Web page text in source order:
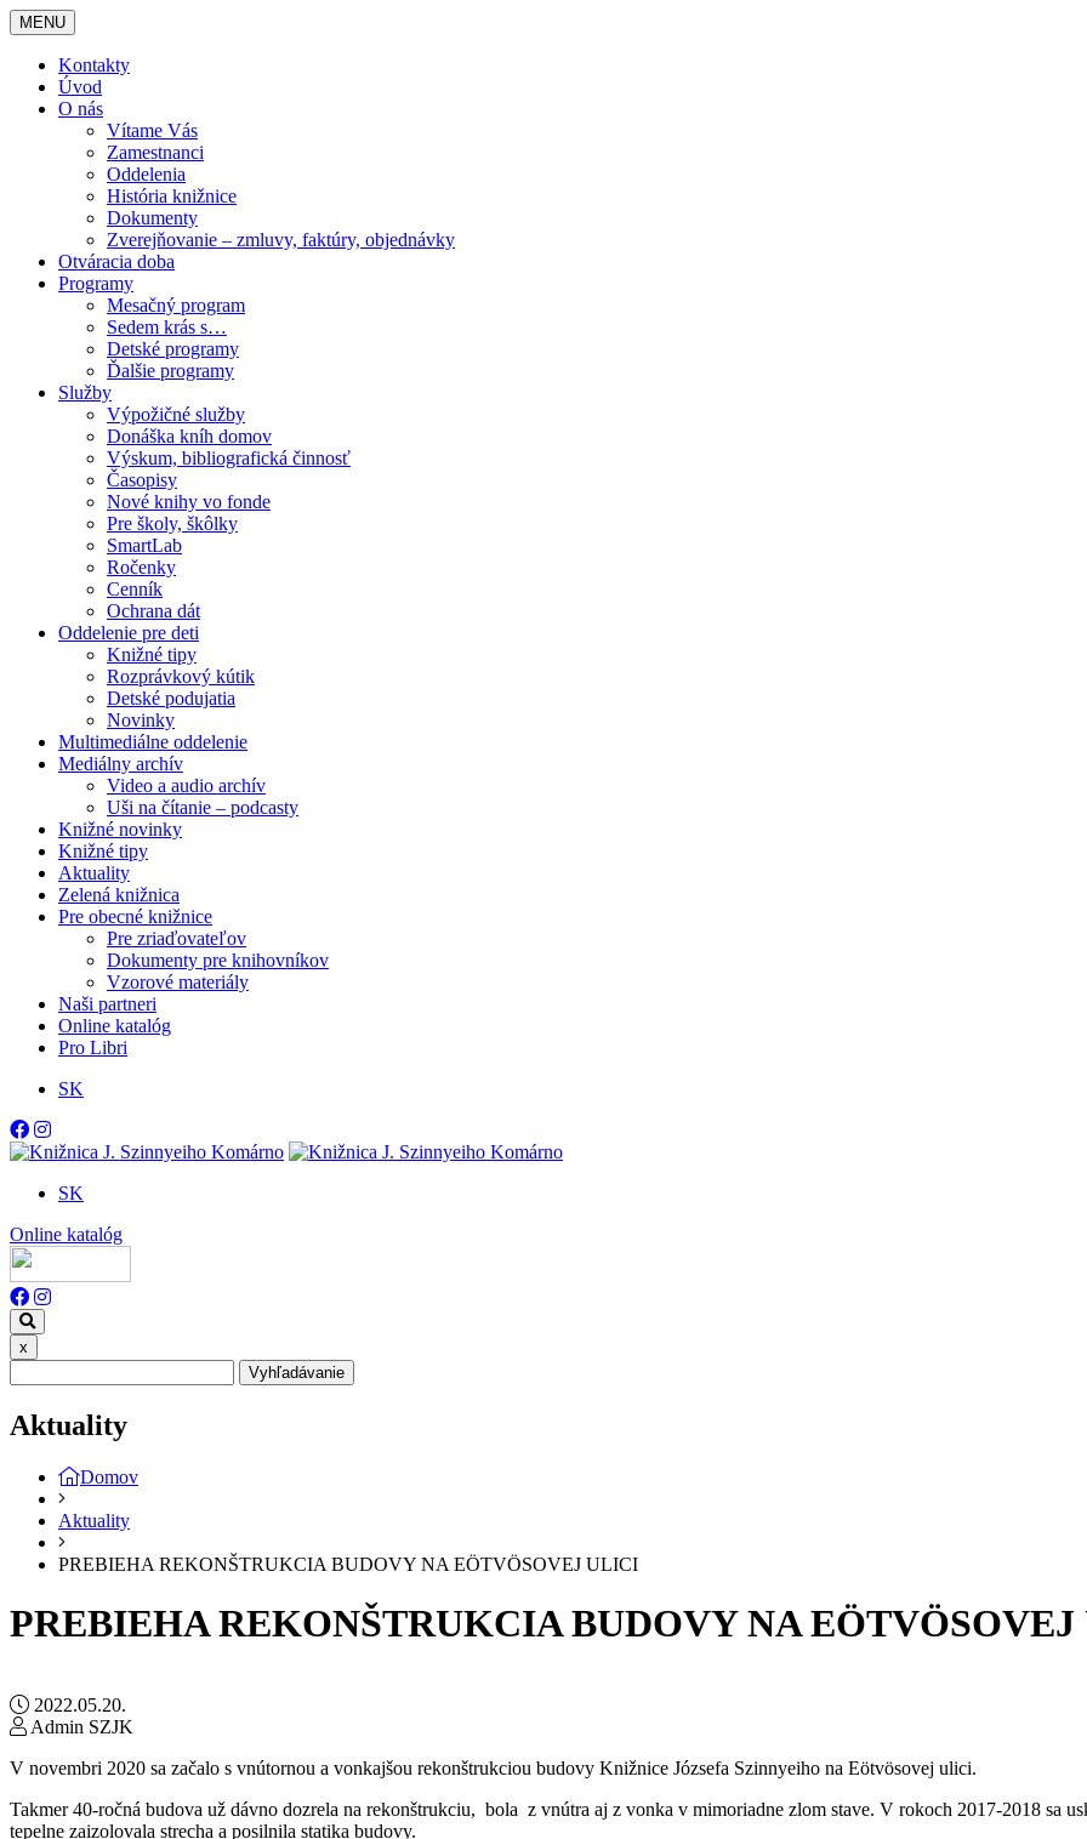
MENU
Kontakty
Úvod
O nás
Vítame Vás
Zamestnanci
Oddelenia
História knižnice
Dokumenty
Zverejňovanie – zmluvy, faktúry, objednávky
Otváracia doba
Programy
Mesačný program
Sedem krás s…
Detské programy
Ďalšie programy
Služby
Výpožičné služby
Donáška kníh domov
Výskum, bibliografická činnosť
Časopisy
Nové knihy vo fonde
Pre školy, škôlky
SmartLab
Ročenky
Cenník
Ochrana dát
Oddelenie pre deti
Knižné tipy
Rozprávkový kútik
Detské podujatia
Novinky
Multimediálne oddelenie
Mediálny archív
Video a audio archív
Uši na čítanie – podcasty
Knižné novinky
Knižné tipy
Aktuality
Zelená knižnica
Pre obecné knižnice
Pre zriaďovateľov
Dokumenty pre knihovníkov
Vzorové materiály
Naši partneri
Online katalóg
Pro Libri
SK
SK
Online katalóg
x
Vyhľadávanie
Aktuality
Domov
Aktuality
PREBIEHA REKONŠTRUKCIA BUDOVY NA EÖTVÖSOVEJ ULICI
PREBIEHA REKONŠTRUKCIA BUDOVY NA
2022.05.20.
Admin SZJK
V novembri 2020 sa začalo s vnútornou a vonkajšou rekonštrukciou budovy Knižnice Józsefa Szinnyeiho na Eötvösovej ulici.
Takmer 40-ročná budova už dávno dozrela na rekonštrukciu, bola z vnútra aj z vonka v mimoriadne zlom stave. V rokoch 2017-2018 sa
tepelne zaizolovala strecha a posilnila statika budovy.